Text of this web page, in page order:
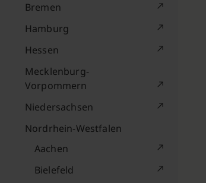
Bremen
Hamburg
Hessen
Mecklenburg-
Vorpommern
Niedersachsen
Nordrhein-Westfalen
Aachen
Bielefeld